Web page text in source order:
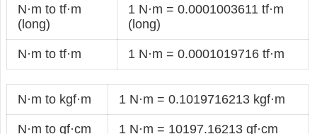
N·m to tf·m
(long)
1 N·m = 0.0001003611 tf·m
(long)
N·m to tf·m 1 N·m = 0.0001019716 tf·m
N·m to kgf·m 1 N·m = 0.1019716213 kgf·m
N·m to gf·cm 1 N·m = 10197.16213 gf·cm